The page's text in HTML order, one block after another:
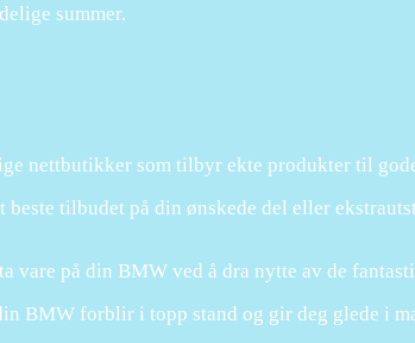
summer.
nettbutikker som tilbyr ekte produkter til
tilbudet på din ønskede del eller
vare på din BMW ved å dra nytte av de
BMW forblir i topp stand og gir deg glede i